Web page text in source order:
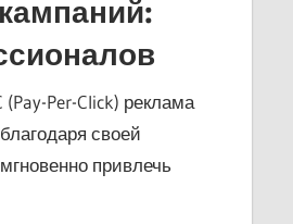
Per-Click) реклама
своей
привлечь